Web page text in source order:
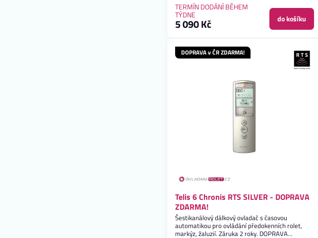
TERMÍN DODÁNÍ BĚHEM
TÝDNE
5 090 Kč do košíku
DOPRAVA v ČR ZDARMA!
Telis 6 Chronis RTS SILVER - DOPRAVA
ZDARMA!
Šestikanálový dálkový ovladač s časovou
automatikou pro ovládání předokenních rolet,
markýz, žaluzií. Záruka 2 roky. DOPRAVA